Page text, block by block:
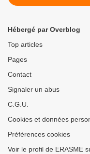
libération devient un
Hébergé par Overblog
Top articles
Pages
Contact
Signaler un abus
C.G.U.
Cookies et données
Préférences cookies
Voir le profil de ERASME